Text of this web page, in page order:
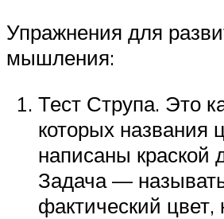
Упражнения для
мышления:
Тест Струпа. Это
которых названия
написаны краской
Задача —
фактический цвет,